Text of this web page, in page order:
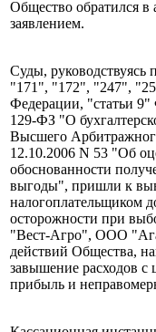
Общество обратился
заявлением.
Суды,
"171", "172", "247",
Федерации, "статьи 9"
129-ФЗ "О
Высшего
12.10.2006 N 53 "Об
обоснованности
выгоды", пришли к
налогоплательщиком
осторожности при
"Вест-Агро", ООО
действий Общества,
завышение расходов
прибыль и